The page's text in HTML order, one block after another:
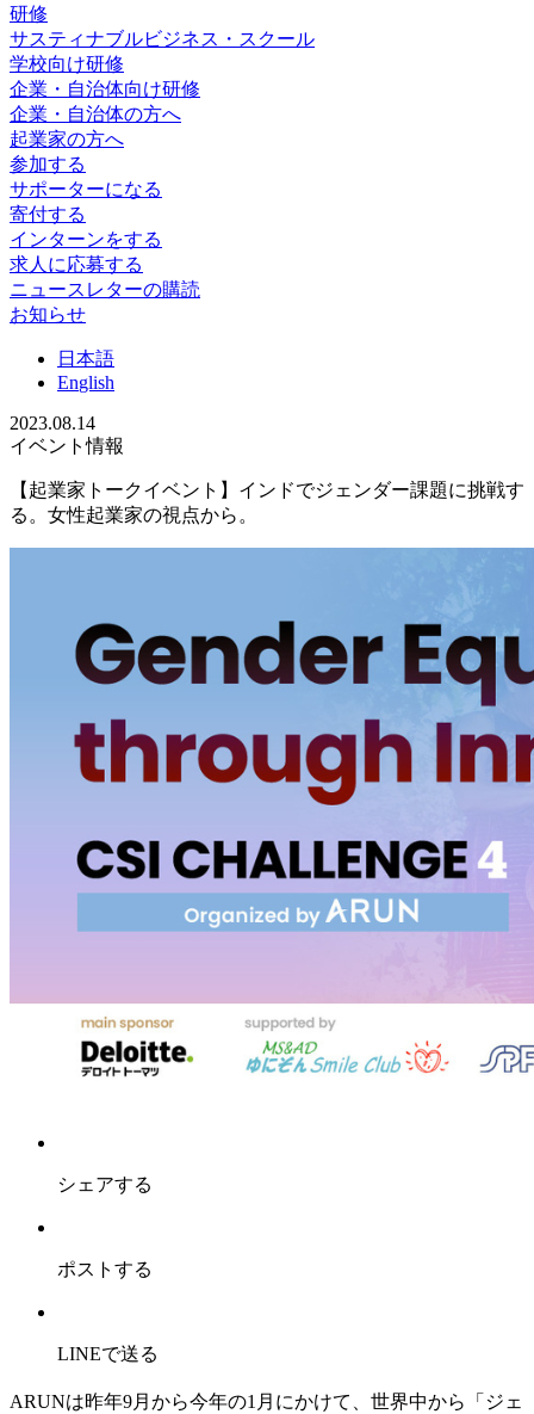
研修
サスティナブルビジネス・スクール
学校向け研修
企業・自治体向け研修
企業・自治体の方へ
起業家の方へ
参加する
サポーターになる
寄付する
インターンをする
求人に応募する
ニュースレターの購読
お知らせ
日 本語
English
2023.08.14
イベント情報
【起業家トークイベント】インドでジェンダー課題に挑戦す
る。女性起業家の視点から。
シェアする
ポストする
LINEで送る
ARUNは昨年9月から今年の1月にかけて、世界中から「ジェ